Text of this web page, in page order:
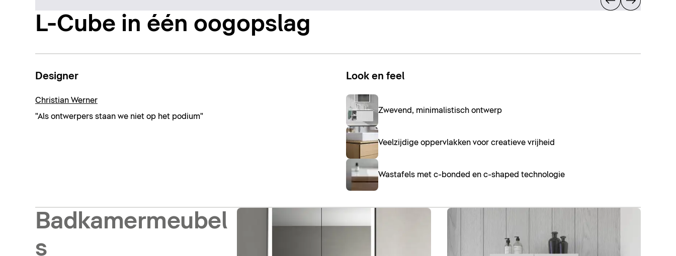
L-Cube in één oogopslag
Designer
Christian Werner
"Als ontwerpers staan we niet op het podium"
Look en feel
Zwevend, minimalistisch ontwerp
Veelzijdige oppervlakken voor creatieve vrijheid
Wastafels met c-bonded en c-shaped technologie
Badkamermeubel
s